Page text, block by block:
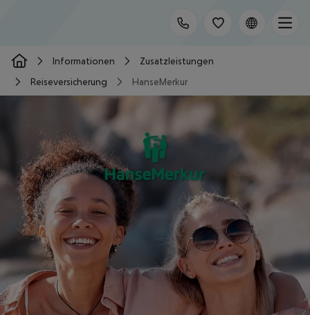
Informationen
Zusatzleistungen
Reiseversicherung
HanseMerkur